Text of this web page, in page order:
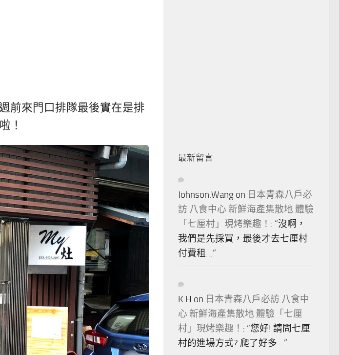
前來門口排隊最後實在是排
！
最新留言
Johnson.Wang on 日本青森八戶必
訪 八食中心 新鮮海產集散地 體驗
「七厘村」現烤樂趣！ : “沒啊，
我們是先採買，最後才去七厘村
付費租…”
K.H on 日本青森八戶必訪 八食中
心 新鮮海產集散地 體驗「七厘
村」現烤樂趣！ : “您好! 請問七厘
村的進場方式? 爬了好多…”